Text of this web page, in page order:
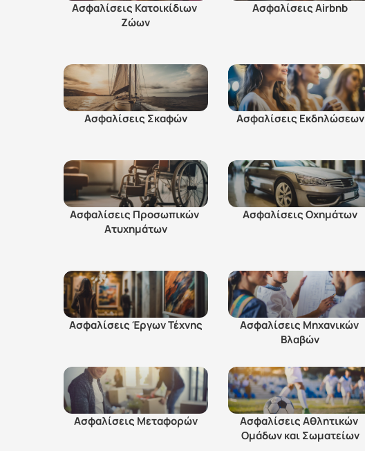
Ασφαλίσεις Κατοικίδιων
Ζώων
Ασφαλίσεις Airbnb
Ασφαλίσεις Σκαφών Ασφαλίσεις Εκδηλώσεων
Ασφαλίσεις Προσωπικών
Ατυχημάτων
Ασφαλίσεις Οχημάτων
Ασφαλίσεις Έργων Τέχνης
Ασφαλίσεις Μηχανικών
Βλαβών
Ασφαλίσεις Μεταφορών
Ασφαλίσεις Αθλητικών
Ομάδων και Σωματείων